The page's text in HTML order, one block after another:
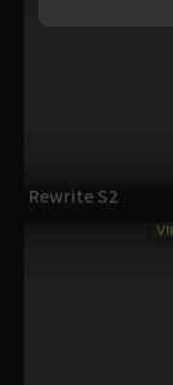
Rewrite S2